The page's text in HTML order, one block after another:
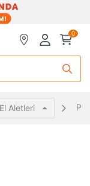
0
El Aletleri